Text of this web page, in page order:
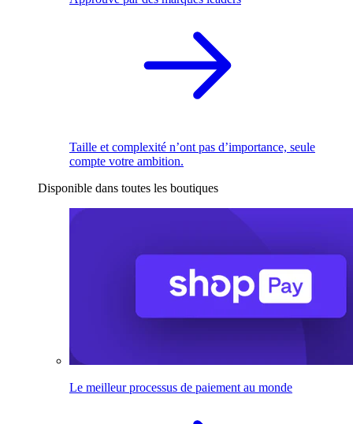
Taille et complexité n’ont pas d’importance, seule
compte votre ambition.
Disponible dans toutes les boutiques
Le meilleur processus de paiement au monde